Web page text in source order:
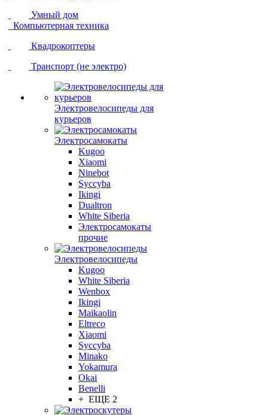
Умный дом
Компьютерная техника
Квадрокоптеры
Транспорт (не электро)
Электровелосипеды для
курьеров
Электросамокаты
Kugoo
Xiaomi
Ninebot
Syccyba
Ikingi
Dualtron
White Siberia
Электросамокаты
прочие
Электровелосипеды
Kugoo
White Siberia
Wenbox
Ikingi
Maikaolin
Eltreco
Xiaomi
Syccyba
Minako
Yokamura
Okai
Benelli
+ ЕЩЕ 2